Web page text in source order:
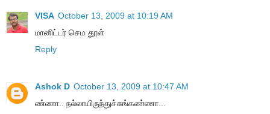
VISA October 13, 2009 at 10:19 AM
மானிட்டர் செம தூள்
Reply
Ashok D October 13, 2009 at 10:47 AM
ண்ணா.. நல்லாயிருந்துச்சுங்கண்ணா...